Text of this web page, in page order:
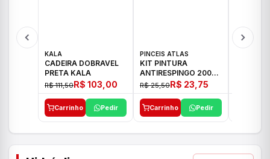
KALA
CADEIRA DOBRAVEL
PRETA KALA
R$ 111,50R$ 103,00
Carrinho Pedir
PINCEIS ATLAS
KIT PINTURA
ANTIRESPINGO 2003
ATLAS 03 PCS
R$ 25,50R$ 23,75
Carrinho Pedir